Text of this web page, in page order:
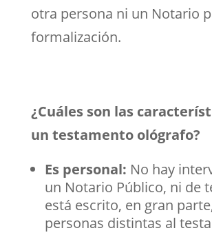
otra persona ni un Notario
formalización.
¿Cuáles son las
un testamento ológrafo?
Es personal: No hay
un Notario Público, ni de
está escrito, en gran
personas distintas al